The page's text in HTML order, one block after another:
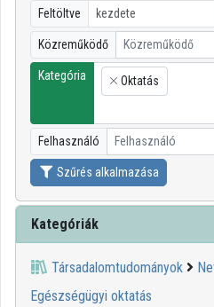
Intézményi felfedezés
Kategóriák
Intézményi listák
Intézmények
Közreműködők
Feltöltve
Közreműködő Közreműködő
Kategória
×
Oktatás
Felhasználó Felhasználó
Szűrés alkalmazása
Kategóriák
Társadalomtudományok
Egészségügyi oktatás